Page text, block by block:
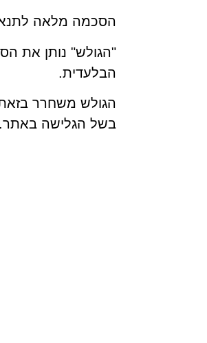
הסכמה מלאה
"הגולש" נותן את
הבלעדית.
הגולש משחרר
בשל הגלישה באתר.